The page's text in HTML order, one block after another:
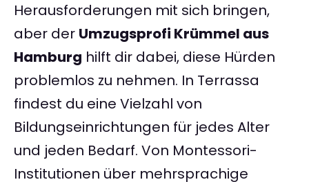
Herausforderungen mit sich bringen,
aber der Umzugsprofi Krümmel aus
Hamburg hilft dir dabei, diese Hürden
problemlos zu nehmen. In Terrassa
findest du eine Vielzahl von
Bildungseinrichtungen für jedes Alter
und jeden Bedarf. Von Montessori-
Institutionen über mehrsprachige